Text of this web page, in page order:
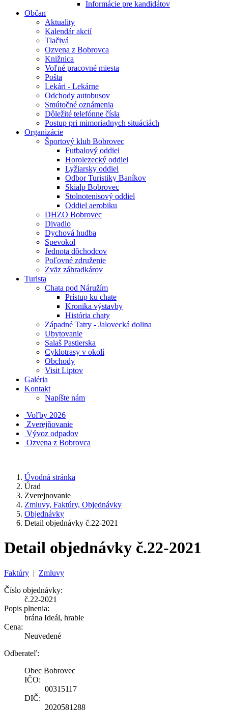
Informácie pre kandidátov
Občan
Aktuality
Kalendár akcií
Tlačivá
Ozvena z Bobrovca
Knižnica
Voľné pracovné miesta
Pošta
Lekári - Lekárne
Odchody autobusov
Smútočné oznámenia
Dôležité telefónne čísla
Postup pri mimoriadnych situáciách
Organizácie
Športový klub Bobrovec
Futbalový oddiel
Horolezecký oddiel
Lyžiarsky oddiel
Odbor Turistiky Baníkov
Skialp Bobrovec
Stolnotenisový oddiel
Oddiel aerobiku
DHZO Bobrovec
Divadlo
Dychová hudba
Spevokol
Jednota dôchodcov
Poľovné združenie
Zväz záhradkárov
Turista
Chata pod Náružím
Prístup ku chate
Kronika výstavby
História chaty
Západné Tatry - Jalovecká dolina
Ubytovanie
Salaš Pastierska
Cyklotrasy v okolí
Obchody
Visit Liptov
Galéria
Kontakt
Napíšte nám
Voľby 2026
Zverejňovanie
Vývoz odpadov
Ozvena z Bobrovca
Úvodná stránka
Úrad
Zverejnovanie
Zmluvy, Faktúry, Objednávky
Objednávky
Detail objednávky č.22-2021
Detail objednávky č.22-2021
Faktúry | Zmluvy
Číslo objednávky:
č.22-2021
Popis plnenia:
brána Ideál, hrable
Cena:
Neuvedené
Odberateľ:
Obec Bobrovec
IČO:
00315117
DIČ:
2020581288